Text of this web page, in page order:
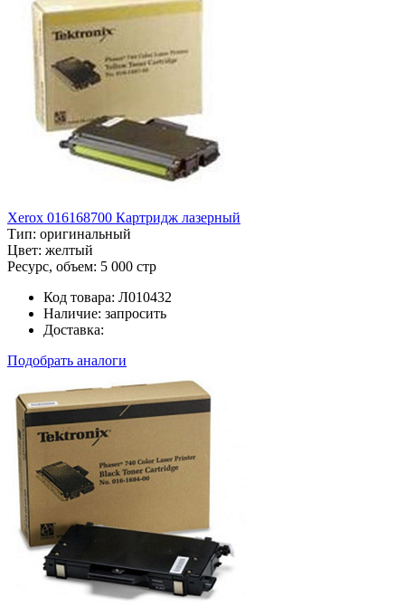
Xerox 016168700 Картридж лазерный
Тип: оригинальный
Цвет: желтый
Ресурс, объем: 5 000 стр
Код товара: Л010432
Наличие: запросить
Доставка:
Подобрать аналоги